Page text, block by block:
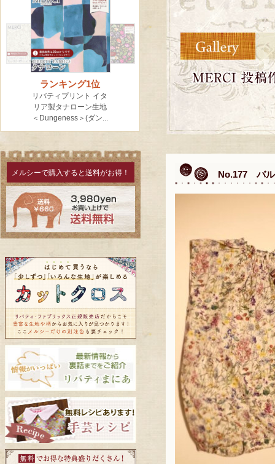
メルシーで購入すると送料がお得！ No.177 バル